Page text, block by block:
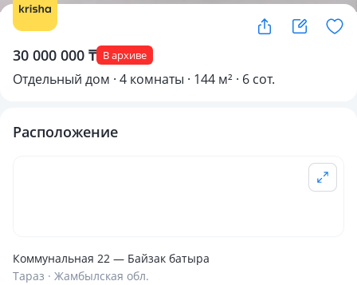
30 000 000 ₸ В архиве
Отдельный дом · 4 комнаты · 144 м² · 6 сот.
Расположение
Коммунальная 22 — Байзак батыра
Тараз · Жамбылская обл.